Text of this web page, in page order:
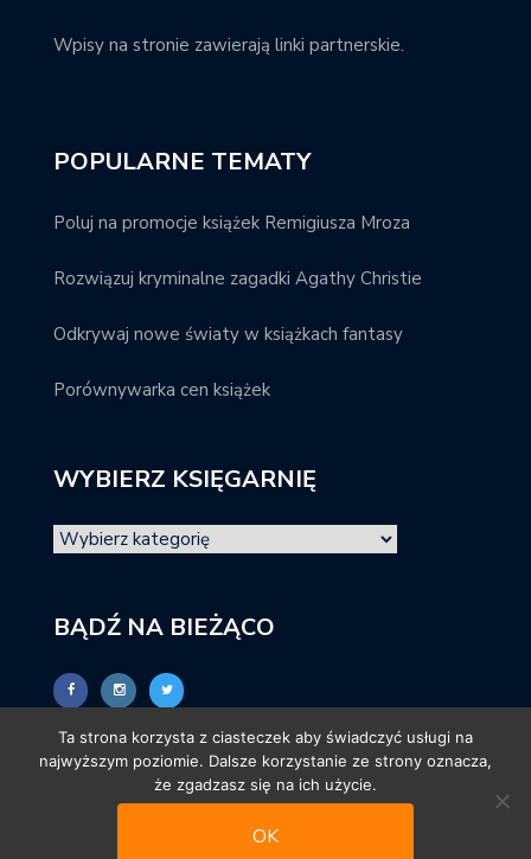
Wpisy na stronie zawierają linki partnerskie.
POPULARNE TEMATY
Poluj na promocje książek Remigiusza Mroza
Rozwiązuj kryminalne zagadki Agathy Christie
Odkrywaj nowe światy w książkach fantasy
Porównywarka cen książek
WYBIERZ KSIĘGARNIĘ
BĄDŹ NA BIEŻĄCO
Ta strona korzysta z ciasteczek aby świadczyć usługi na
najwyższym poziomie. Dalsze korzystanie ze strony oznacza,
że zgadzasz się na ich użycie.
OK